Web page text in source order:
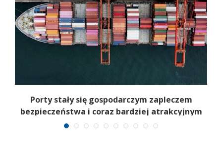
Porty stały się gospodarczym zapleczem
bezpieczeństwa i coraz bardziej atrakcyjnym
celem